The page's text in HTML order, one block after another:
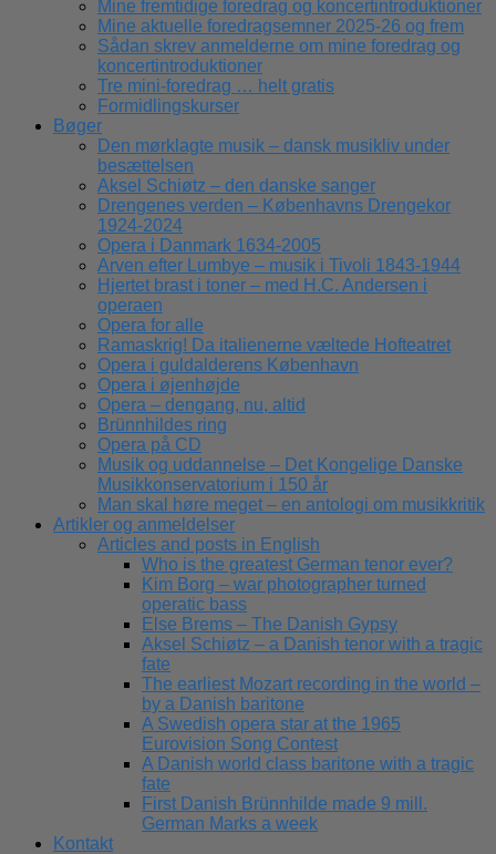
Mine fremtidige foredrag og koncertintroduktioner
Mine aktuelle foredragsemner 2025-26 og frem
Sådan skrev anmelderne om mine foredrag og
koncertintroduktioner
Tre mini-foredrag … helt gratis
Formidlingskurser
Bøger
Den mørklagte musik – dansk musikliv under
besættelsen
Aksel Schiøtz – den danske sanger
Drengenes verden – Københavns Drengekor
1924-2024
Opera i Danmark 1634-2005
Arven efter Lumbye – musik i Tivoli 1843-1944
Hjertet brast i toner – med H.C. Andersen i
operaen
Opera for alle
Ramaskrig! Da italienerne væltede Hofteatret
Opera i guldalderens København
Opera i øjenhøjde
Opera – dengang, nu, altid
Brünnhildes ring
Opera på CD
Musik og uddannelse – Det Kongelige Danske
Musikkonservatorium i 150 år
Man skal høre meget – en antologi om musikkritik
Artikler og anmeldelser
Articles and posts in English
Who is the greatest German tenor ever?
Kim Borg – war photographer turned
operatic bass
Else Brems – The Danish Gypsy
Aksel Schiøtz – a Danish tenor with a tragic
fate
The earliest Mozart recording in the world –
by a Danish baritone
A Swedish opera star at the 1965
Eurovision Song Contest
A Danish world class baritone with a tragic
fate
First Danish Brünnhilde made 9 mill.
German Marks a week
Kontakt